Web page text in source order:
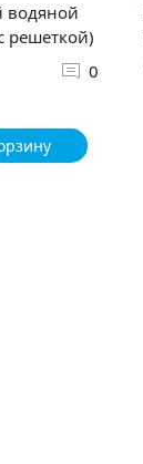
водяной
решеткой)
0